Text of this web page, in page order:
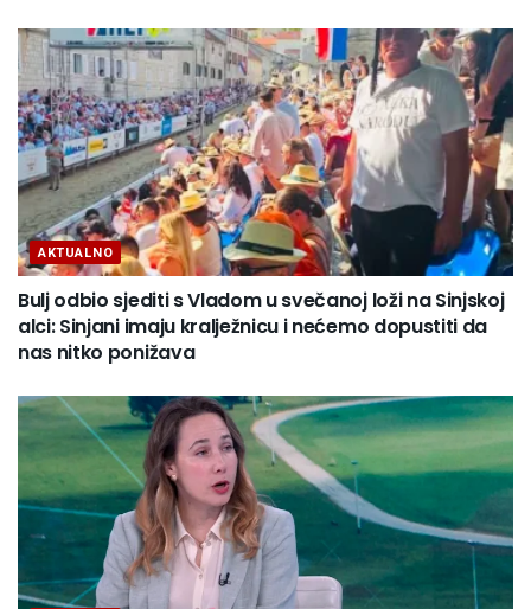
AKTUALNO
Bulj odbio sjediti s Vladom u svečanoj loži na Sinjskoj
alci: Sinjani imaju kralježnicu i nećemo dopustiti da
nas nitko ponižava